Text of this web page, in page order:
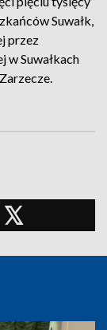
Suwałk,
przez
w Suwałkach